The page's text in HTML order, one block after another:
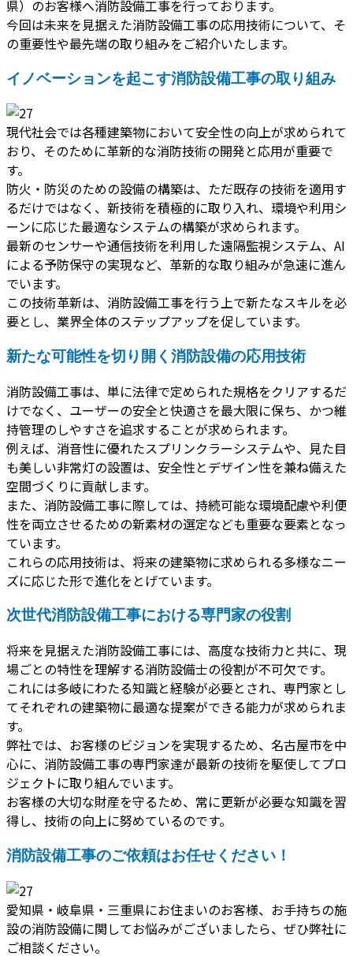
県）のお客様へ消防設備工事を行っております。
今回は未来を見据えた消防設備工事の応用技術について、そ
の重要性や最先端の取り組みをご紹介いたします。
イノベーションを起こす消防設備工事の取り組み
現代社会では各種建築物において安全性の向上が求められて
おり、そのために革新的な消防技術の開発と応用が重要で
す。
防火・防災のための設備の構築は、ただ既存の技術を適用す
るだけではなく、新技術を積極的に取り入れ、環境や利用シ
ーンに応じた最適なシステムの構築が求められます。
最新のセンサーや通信技術を利用した遠隔監視システム、AI
による予防保守の実現など、革新的な取り組みが急速に進ん
でいます。
この技術革新は、消防設備工事を行う上で新たなスキルを必
要とし、業界全体のステップアップを促しています。
新たな可能性を切り開く消防設備の応用技術
消防設備工事は、単に法律で定められた規格をクリアするだ
けでなく、ユーザーの安全と快適さを最大限に保ち、かつ維
持管理のしやすさを追求することが求められます。
例えば、消音性に優れたスプリンクラーシステムや、見た目
も美しい非常灯の設置は、安全性とデザイン性を兼ね備えた
空間づくりに貢献します。
また、消防設備工事に際しては、持続可能な環境配慮や利便
性を両立させるための新素材の選定なども重要な要素となっ
ています。
これらの応用技術は、将来の建築物に求められる多様なニー
ズに応じた形で進化をとげています。
次世代消防設備工事における専門家の役割
将来を見据えた消防設備工事には、高度な技術力と共に、現
場ごとの特性を理解する消防設備士の役割が不可欠です。
これには多岐にわたる知識と経験が必要とされ、専門家とし
てそれぞれの建築物に最適な提案ができる能力が求められま
す。
弊社では、お客様のビジョンを実現するため、名古屋市を中
心に、消防設備工事の専門家達が最新の技術を駆使してプロ
ジェクトに取り組んでいます。
お客様の大切な財産を守るため、常に更新が必要な知識を習
得し、技術の向上に努めているのです。
消防設備工事のご依頼はお任せください！
愛知県・岐阜県・三重県にお住まいのお客様、お手持ちの施
設の消防設備に関してお悩みがございましたら、ぜひ弊社に
ご相談ください。